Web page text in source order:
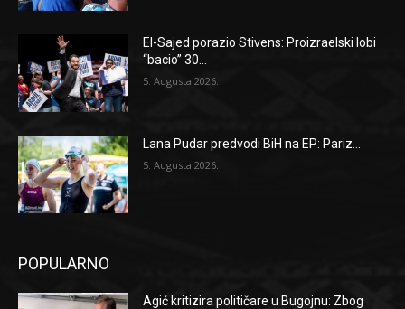
El-Sajed porazio Stivens: Proizraelski lobi
“bacio” 30...
5. Augusta 2026.
Lana Pudar predvodi BiH na EP: Pariz...
5. Augusta 2026.
POPULARNO
Agić kritizira političare u Bugojnu: Zbog